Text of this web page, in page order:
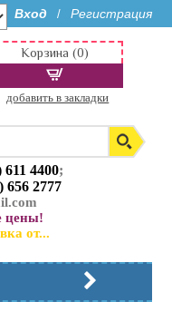
Вход / Регистрация
611 4400;
656 2777
цены!
от...
Корзина (0)
добавить в закладки